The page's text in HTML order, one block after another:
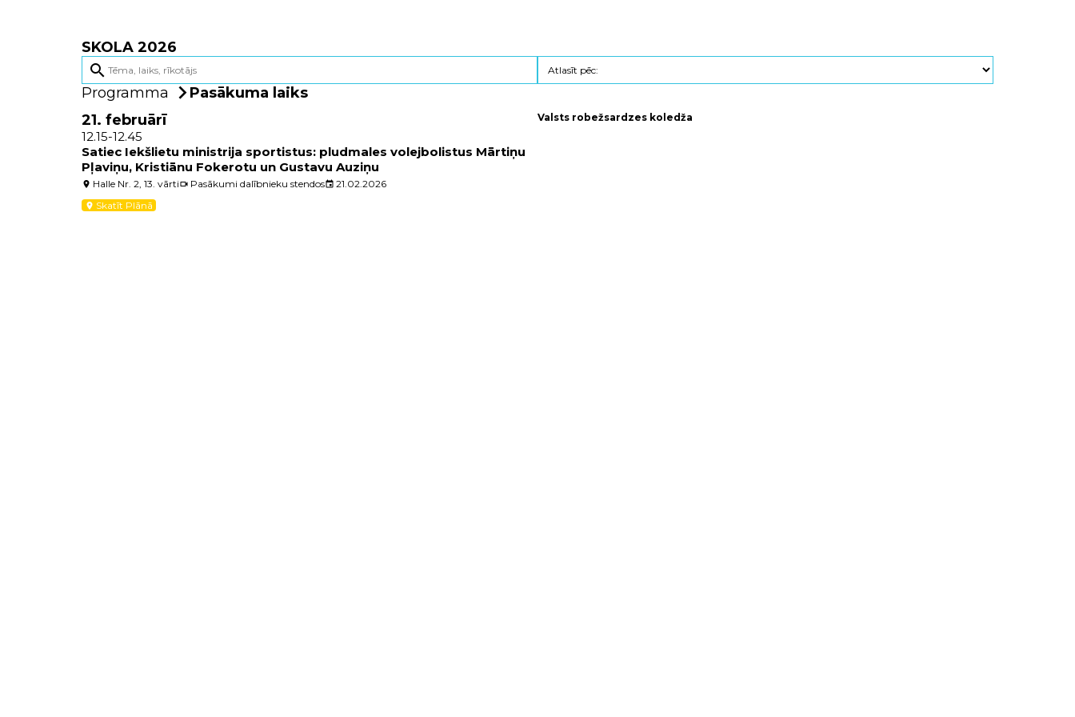
SKOLA 2026
search
Programma
Pasākuma laiks
21. februārī
12.15-12.45
Satiec Iekšlietu ministrija sportistus: pludmales volejbolistus Mārtiņu
Pļaviņu, Kristiānu Fokerotu un Gustavu Auziņu
location_on Halle Nr. 2, 13. vārtivideocam Pasākumi dalībnieku stendosevent 21.02.2026
location_on Skatīt Plānā
Valsts robežsardzes koledža